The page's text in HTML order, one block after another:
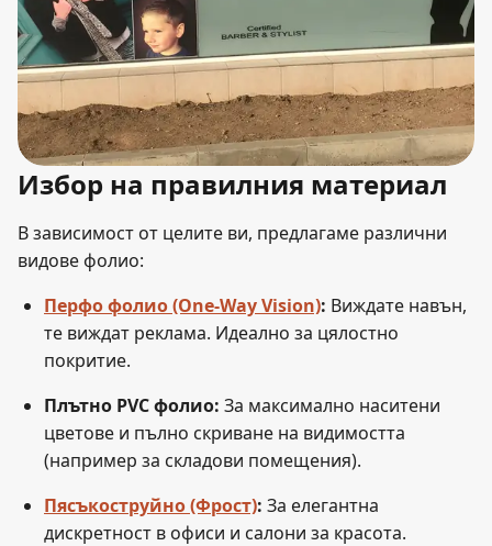
Избор на правилния материал
В зависимост от целите ви, предлагаме различни
видове фолио:
Перфо фолио (One-Way Vision): Виждате навън,
те виждат реклама. Идеално за цялостно
покритие.
Плътно PVC фолио: За максимално наситени
цветове и пълно скриване на видимостта
(например за складови помещения).
Пясъкоструйно (Фрост): За елегантна
дискретност в офиси и салони за красота.